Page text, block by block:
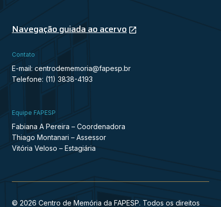
Navegação guiada ao acervo
Contato
E-mail: centrodememoria@fapesp.br
Telefone: (11) 3838-4193
Equipe FAPESP
Fabiana A Pereira – Coordenadora
Thiago Montanari – Assessor
Vitória Veloso – Estagiária
© 2026 Centro de Memória da FAPESP. Todos os direitos